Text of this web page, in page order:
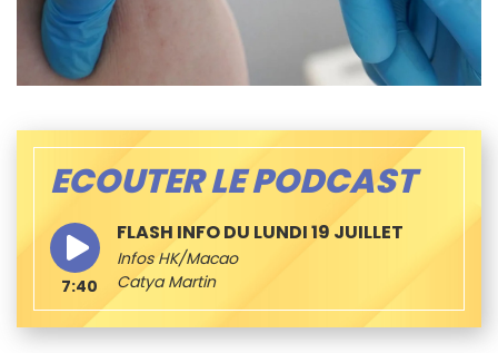
ECOUTER LE PODCAST
FLASH INFO DU LUNDI 19 JUILLET
Infos HK/Macao
Catya Martin
7:40